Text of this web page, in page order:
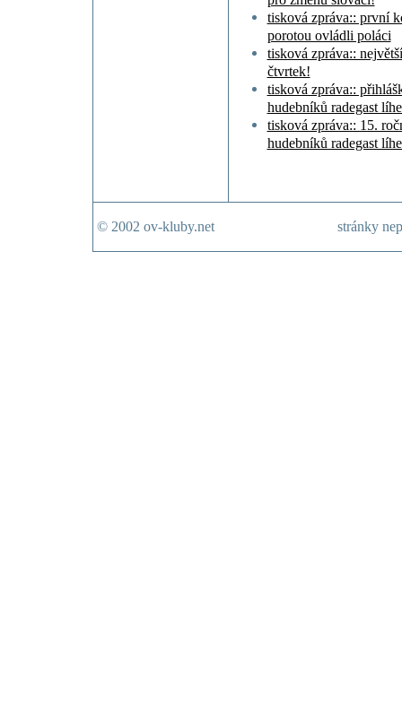
tisková zpráva:: první
porotou ovládli poláci
tisková zpráva::
čtvrtek!
tisková zpráva::
hudebníků radegast
tisková zpráva:: 15.
hudebníků radegast
© 2002 ov-kluby.net stránky